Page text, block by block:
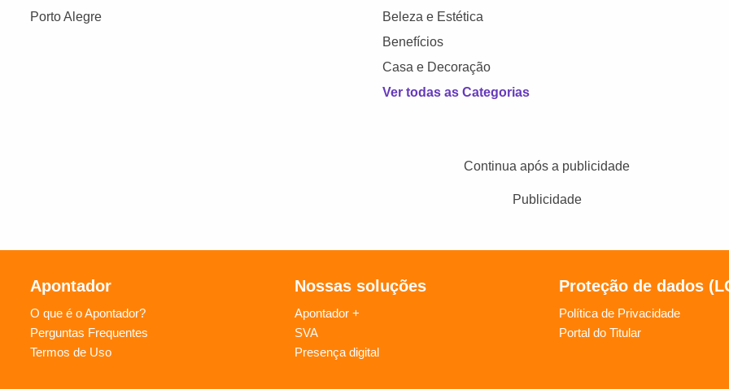
Porto Alegre
Beleza e Estética
Benefícios
Casa e Decoração
Ver todas as Categorias
Continua após a publicidade
Publicidade
Apontador
O que é o Apontador?
Perguntas Frequentes
Termos de Uso
Nossas soluções
Apontador +
SVA
Presença digital
Proteção de dados
Política de Privacidade
Portal do Titular